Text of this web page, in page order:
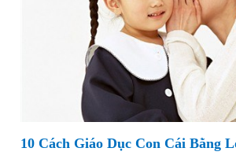
10 Cách Giáo Dục Con Cái Bằng